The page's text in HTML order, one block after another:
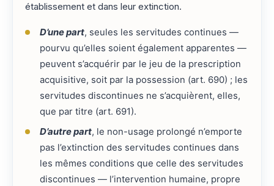
établissement et dans leur extinction.
D’une part, seules les servitudes continues —
pourvu qu’elles soient également apparentes —
peuvent s’acquérir par le jeu de la prescription
acquisitive, soit par la possession (art. 690) ; les
servitudes discontinues ne s’acquièrent, elles,
que par titre (art. 691).
D’autre part, le non-usage prolongé n’emporte
pas l’extinction des servitudes continues dans
les mêmes conditions que celle des servitudes
discontinues — l’intervention humaine, propre